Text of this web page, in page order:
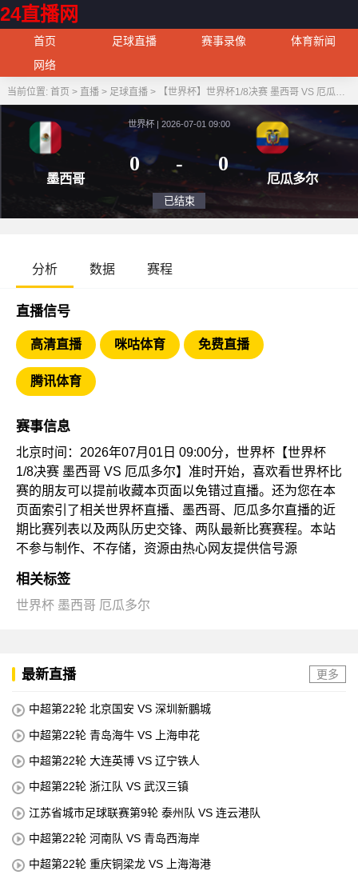
24直播网
首页 足球直播 赛事录像
体育新闻
网络
当前位置: 首页 > 直播> 足球直播> 【世界杯】世界杯1/8决赛 墨西哥 VS 厄瓜多尔
墨西哥
世界杯 | 2026-07-01 09:00
0
厄
分析 数据 赛程
直播信号
高清直播 咪咕体育 免费直播
腾讯体育
赛事信息
北京时间：2026年07月01日 09:00分，世界杯【世界杯
1/8决赛 墨西哥 VS 厄瓜多尔】准时开始，喜欢看世界杯比
赛的朋友可以提前收藏本页面以免错过直播。还为您在本
页面索引了相关世界杯直播、墨西哥、厄瓜多尔直播的近
期比赛列表以及两队历史交锋、两队最新比赛赛程。本站
不参与制作、不存储，资源由热心网友提供信号源
相关标签
世界杯 墨西哥 厄瓜多尔
最新直播 更多
中超第22轮 北京国安 VS 深圳新鵬城
中超第22轮 青岛海牛 VS 上海申花
中超第22轮 大连英博 VS 辽宁铁人
中超第22轮 浙江队 VS 武汉三镇
江苏省城市足球联赛第9轮 泰州队 VS 连云港队
中超第22轮 河南队 VS 青岛西海岸
中超第22轮 重庆铜梁龙 VS 上海海港